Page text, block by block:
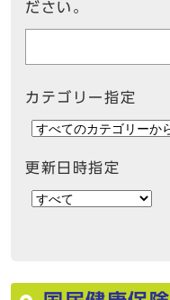
ださい。
カテゴリー指定
更新日時指定